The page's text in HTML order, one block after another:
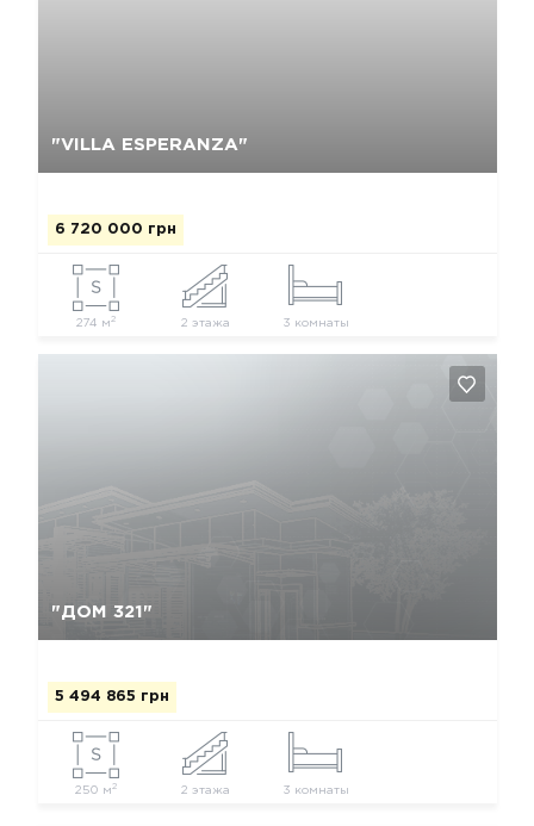
"VILLA ESPERANZA"
6 720 000 грн
274 м2 2 этажа 3 комнаты
"ДОМ 321"
5 494 865 грн
250 м2 2 этажа 3 комнаты